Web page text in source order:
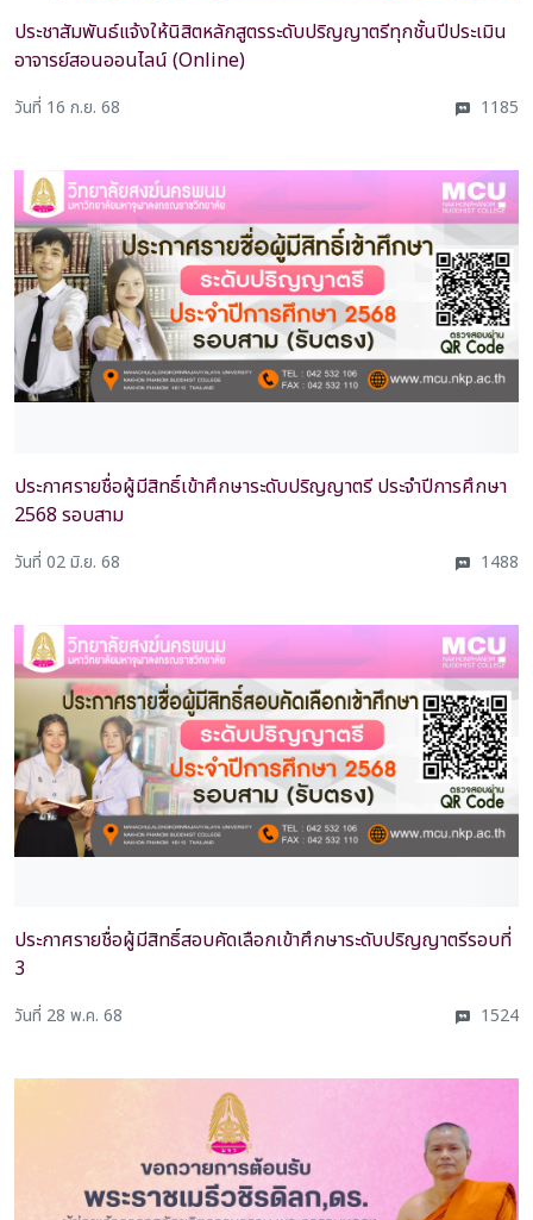
ประชาสัมพันธ์แจ้งให้นิสิตหลักสูตรระดับปริญญาตรีทุกชั้นปีประเมิน
อาจารย์สอนออนไลน์ (Online)
วันที่ 16 ก.ย. 68 1185
ประกาศรายชื่อผู้มีสิทธิ์เข้าศึกษาระดับปริญญาตรี ประจำปีการศึกษา
2568 รอบสาม
วันที่ 02 มิ.ย. 68 1488
ประกาศรายชื่อผู้มีสิทธิ์สอบคัดเลือกเข้าศึกษาระดับปริญญาตรีรอบที่
3
วันที่ 28 พ.ค. 68 1524